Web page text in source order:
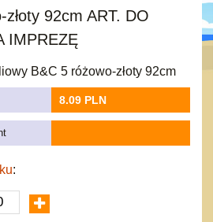
92cm ART. DO
IMPREZĘ
B&C 5 różowo-złoty 92cm
8.09 PLN
: